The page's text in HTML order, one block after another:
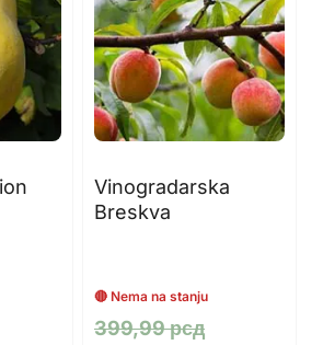
Vinogradarska
Breskva
399,99рсдОригинална